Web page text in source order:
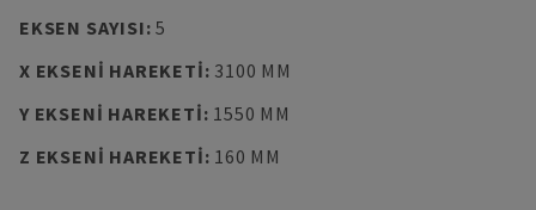
EKSEN SAYISI:5
X EKSENI HAREKETI: 3100 MM
Y EKSENI HAREKETI: 1550 MM
Z EKSENI HAREKETI: 160 MM